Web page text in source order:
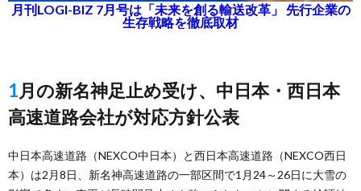
月刊LOGI-BIZ 7月号は「未来を創る輸送改革」 先行企業の
生存戦略を徹底取材
1月の新名神足止め受け、中日本・西日本
高速道路会社が対応方針公表
中日本高速道路（NEXCO中日本）と西日本高速道路（NEXCO西日
本）は2月8日、新名神高速道路の一部区間で1月24～26日に大雪の